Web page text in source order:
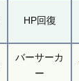
HP回復
バーサーカ
ー